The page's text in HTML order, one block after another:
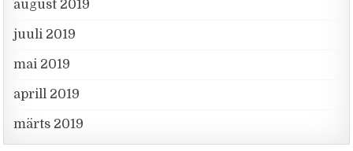
august 2019
juuli 2019
mai 2019
aprill 2019
märts 2019